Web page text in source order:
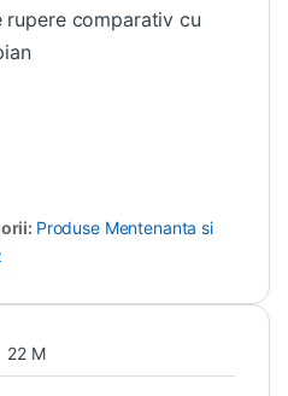
rupere comparativ cu
Produse Mentenanta si
22 M